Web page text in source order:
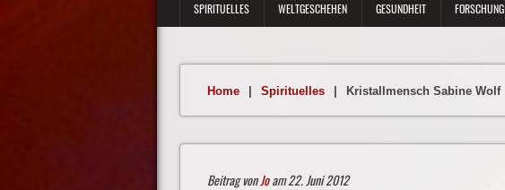
SPIRITUELLES WELTGESCHEHEN GESUNDHEIT FORSCHUNG
Home Spirituelles Kristallmensch Sabine Wolf
Beitrag vonJoam 22. Juni 2012